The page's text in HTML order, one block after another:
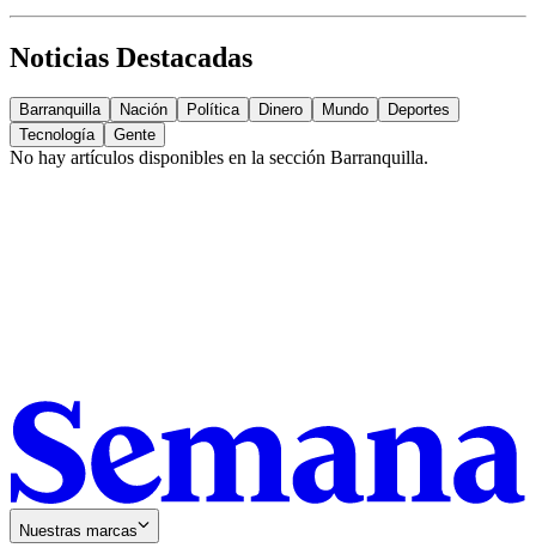
Noticias Destacadas
Barranquilla Nación Política Dinero Mundo
Deportes
Tecnología
Gente
No hay artículos disponibles en la sección Barranquilla.
Nuestras marcas